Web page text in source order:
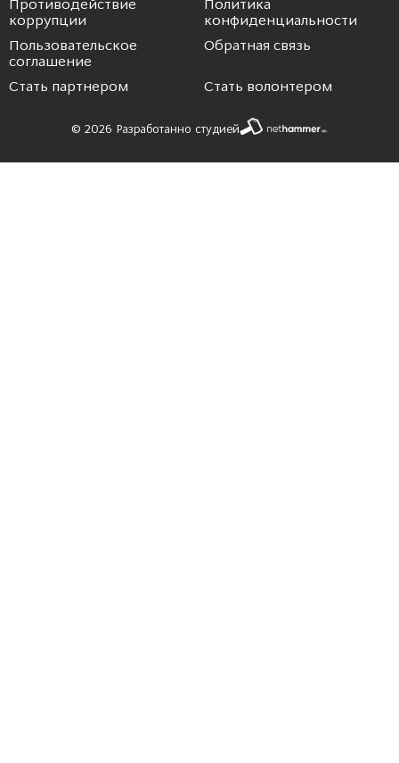
Противодействие
коррупции
Политика
конфиденциальности
Пользовательское
соглашение
Обратная связь
Стать партнером Стать волонтером
© 2026 Разработанно студией